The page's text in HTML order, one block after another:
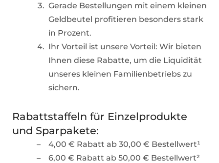
Gerade Bestellungen mit einem kleinen
Geldbeutel profitieren besonders stark
in Prozent.
Ihr Vorteil ist unsere Vorteil: Wir bieten
Ihnen diese Rabatte, um die Liquidität
unseres kleinen Familienbetriebs zu
sichern.
Rabattstaffeln für Einzelprodukte
und Sparpakete:
4,00 € Rabatt ab 30,00 € Bestellwert¹
6,00 € Rabatt ab 50,00 € Bestellwert²